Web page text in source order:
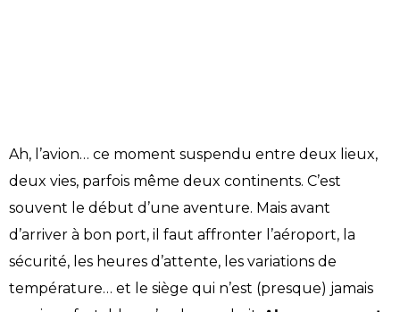
Ah, l’avion… ce moment suspendu entre deux lieux,
deux vies, parfois même deux continents. C’est
souvent le début d’une aventure. Mais avant
d’arriver à bon port, il faut affronter l’aéroport, la
sécurité, les heures d’attente, les variations de
température… et le siège qui n’est (presque) jamais